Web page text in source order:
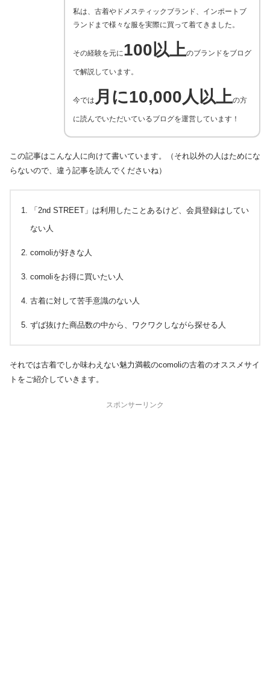
私は、古着やドメスティックブランド、インポートブ
ランドまで様々な服を実際に買って着てきました。
その経験を元に100以上のブランドをブログ
で解説しています。
今では 月に10,000人以上の方
に読んでいただいているブログを運営しています！
この記事はこんな人に向けて書いています。（それ以外の人はためにな
らないので、違う記事を読んでくださいね）
「2nd STREET」は利用したことあるけど、会員登録はしてい
ない人
comoliが好きな人
comoliをお得に買いたい人
古着に対して苦手意識のない人
ずば抜けた商品数の中から、ワクワクしながら探せる人
それでは古着でしか味わえない魅力満載のcomoliの古着のオススメサイ
トをご紹介していきます。
スポンサーリンク